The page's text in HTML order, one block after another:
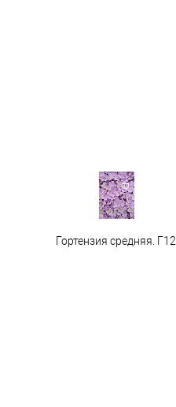
Гортензия средняя. Г12.